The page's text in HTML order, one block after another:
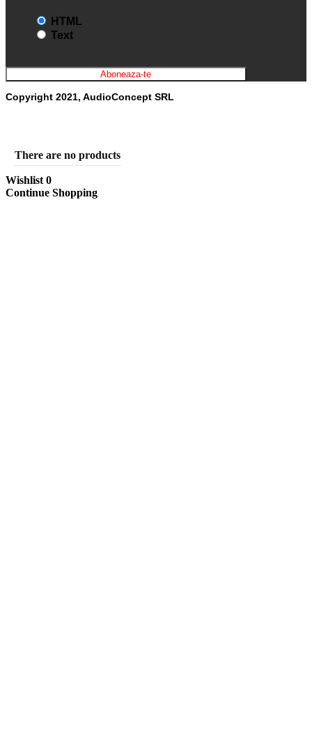
HTML
Text
Copyright 2021, AudioConcept SRL
There are no products
Wishlist 0
Continue Shopping